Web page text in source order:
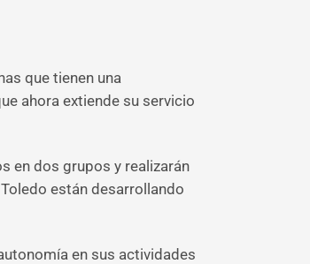
que tienen una
ahora extiende su servicio
en dos grupos y realizarán
están desarrollando
en sus actividades